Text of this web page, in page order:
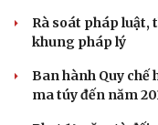
Rà soát pháp luật,
khung pháp lý
Ban hành Quy chế
ma túy đến năm